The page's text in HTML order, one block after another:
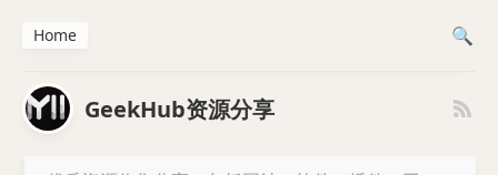
GeekHub资源分享
Home